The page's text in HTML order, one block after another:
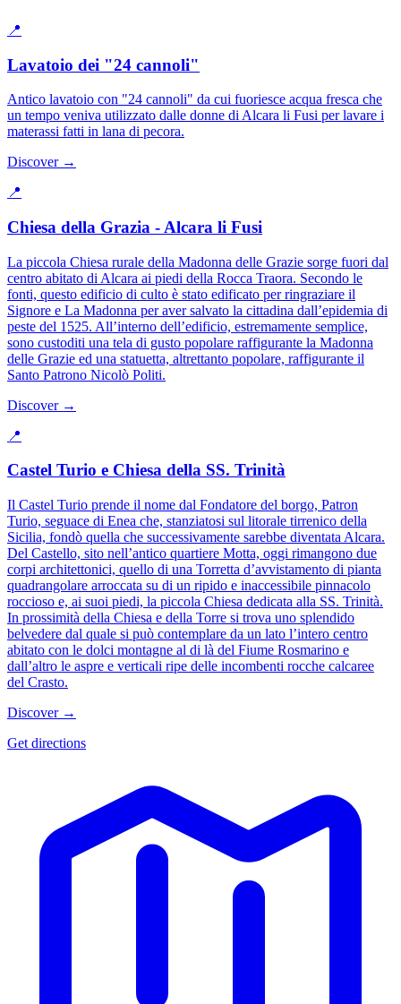
📍
Lavatoio dei "24 cannoli"
Antico lavatoio con "24 cannoli" da cui fuoriesce acqua fresca che
un tempo veniva utilizzato dalle donne di Alcara li Fusi per lavare i
materassi fatti in lana di pecora.
Discover →
📍
Chiesa della Grazia - Alcara li Fusi
La piccola Chiesa rurale della Madonna delle Grazie sorge fuori dal
centro abitato di Alcara ai piedi della Rocca Traora. Secondo le
fonti, questo edificio di culto è stato edificato per ringraziare il
Signore e La Madonna per aver salvato la cittadina dall’epidemia di
peste del 1525. All’interno dell’edificio, estremamente semplice,
sono custoditi una tela di gusto popolare raffigurante la Madonna
delle Grazie ed una statuetta, altrettanto popolare, raffigurante il
Santo Patrono Nicolò Politi.
Discover →
📍
Castel Turio e Chiesa della SS. Trinità
Il Castel Turio prende il nome dal Fondatore del borgo, Patron
Turio, seguace di Enea che, stanziatosi sul litorale tirrenico della
Sicilia, fondò quella che successivamente sarebbe diventata Alcara.
Del Castello, sito nell’antico quartiere Motta, oggi rimangono due
corpi architettonici, quello di una Torretta d’avvistamento di pianta
quadrangolare arroccata su di un ripido e inaccessibile pinnacolo
roccioso e, ai suoi piedi, la piccola Chiesa dedicata alla SS. Trinità.
In prossimità della Chiesa e della Torre si trova uno splendido
belvedere dal quale si può contemplare da un lato l’intero centro
abitato con le dolci montagne al di là del Fiume Rosmarino e
dall’altro le aspre e verticali ripe delle incombenti rocche calcaree
del Crasto.
Discover →
Get directions